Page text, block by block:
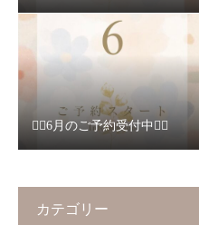
❁⃘6月のご予約受付中❁⃘
カテゴリー